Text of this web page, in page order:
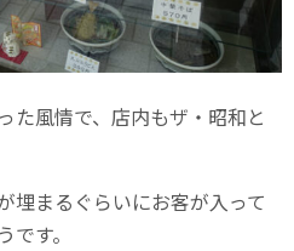
た風情で、店内もザ・昭和と
埋まるぐらいにお客が入って
す。